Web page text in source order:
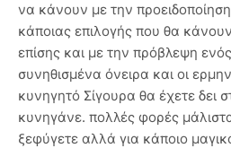
να κάνουν με την προειδοποίηση
κάποιας επιλογής που θα
επίσης και με την πρόβλεψη
συνηθισμένα όνειρα και οι
κυνηγητό Σίγουρα θα έχετε δει
κυνηγάνε. πολλές φορές
ξεφύγετε αλλά για κάποιο